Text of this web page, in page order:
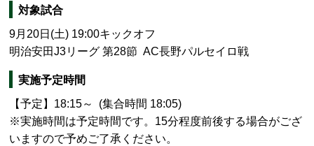
対象試合
9月20日(土) 19:00キックオフ
明治安田J3リーグ 第28節 AC長野パルセイロ戦
実施予定時間
【予定】18:15～ (集合時間 18:05)
※実施時間は予定時間です。15分程度前後する場合がござ
いますので予めご了承ください。